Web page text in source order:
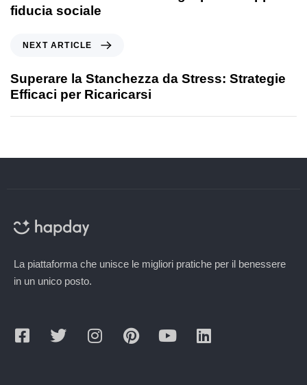
fiducia sociale
NEXT ARTICLE
Superare la Stanchezza da Stress: Strategie
Efficaci per Ricaricarsi
La piattaforma che unisce le migliori pratiche per il benessere
in un unico posto.